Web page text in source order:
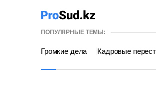
ПОПУЛЯРНЫЕ ТЕМЫ:
Громкие дела Кадровые